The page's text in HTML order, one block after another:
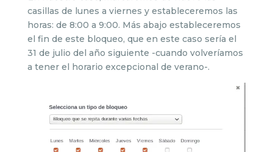
casillas de lunes a viernes y estableceremos las
horas: de 8:00 a 9:00. Más abajo estableceremos
el fin de este bloqueo, que en este caso sería el
31 de julio del año siguiente -cuando volveríamos
a tener el horario excepcional de verano-.